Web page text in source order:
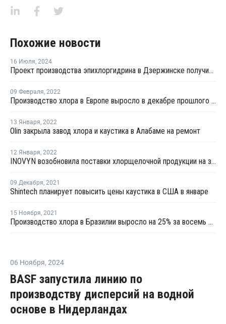
Похожие новости
16 Июля, 2024
Проект производства эпихлоргидрина в Дзержинске получил положительные заключения
09 Февраля, 2022
Производство хлора в Европе выросло в декабре прошлого года
13 Января, 2022
Olin закрыла завод хлора и каустика в Алабаме на ремонт
12 Января, 2022
INOVYN возобновила поставки хлорщелочной продукции на заводе в Ранкорне
09 Декабря, 2021
Shintech планирует повысить цены каустика в США в январе
15 Ноября, 2021
Производство хлора в Бразилии выросло на 25% за восемь месяцев
06 Ноября, 2024
BASF запустила линию по
производству дисперсий на водной
основе в Нидерландах